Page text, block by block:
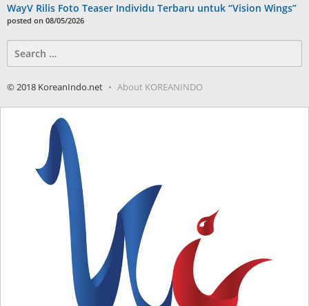
WayV Rilis Foto Teaser Individu Terbaru untuk “Vision Wings”
posted on 08/05/2026
for:
© 2018 KoreanIndo.net About KOREANINDO